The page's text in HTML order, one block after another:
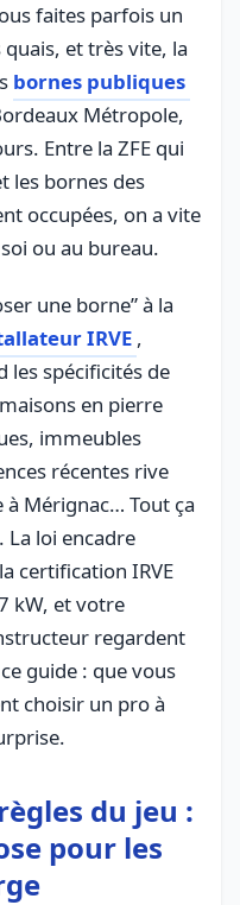
faites parfois un
et très vite, la
bornes publiques
Métropole,
Entre la ZFE qui
les bornes des
occupées, on a vite
ou au bureau.
une borne” à la
IRVE ,
les spécificités de
en pierre
immeubles
récentes rive
à Mérignac… Tout ça
La loi encadre
certification IRVE
kW, et votre
regardent
guide : que vous
choisir un pro à
du jeu :
pour les